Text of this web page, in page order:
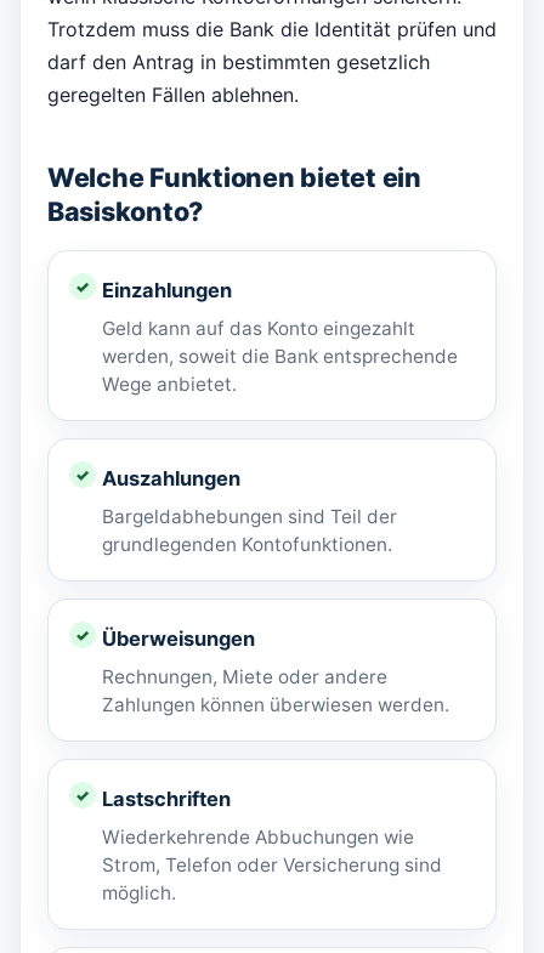
Trotzdem muss die Bank die Identität prüfen und
darf den Antrag in bestimmten gesetzlich
geregelten Fällen ablehnen.
Welche Funktionen bietet ein
Basiskonto?
Einzahlungen
Geld kann auf das Konto eingezahlt
werden, soweit die Bank entsprechende
Wege anbietet.
Auszahlungen
Bargeldabhebungen sind Teil der
grundlegenden Kontofunktionen.
Überweisungen
Rechnungen, Miete oder andere
Zahlungen können überwiesen werden.
Lastschriften
Wiederkehrende Abbuchungen wie
Strom, Telefon oder Versicherung sind
möglich.